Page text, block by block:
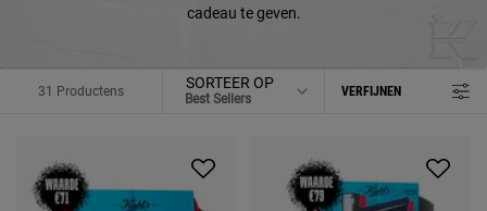
cadeau te geven.
31 Productens SORTEER OP VERFIJNEN
FILTER MENU